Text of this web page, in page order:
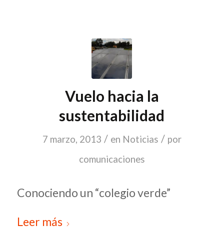
Vuelo hacia la
sustentabilidad
7 marzo, 2013 / en Noticias / por
comunicaciones
Conociendo un “colegio verde”
Leer más